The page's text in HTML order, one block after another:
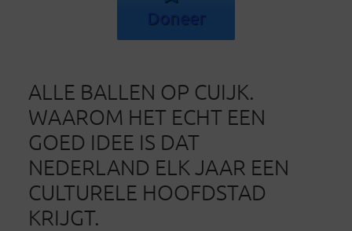
Doneer
ALLE BALLEN OP CUIJK.
WAAROM HET ECHT EEN
GOED IDEE IS DAT
NEDERLAND ELK JAAR EEN
CULTURELE HOOFDSTAD
KRIJGT.